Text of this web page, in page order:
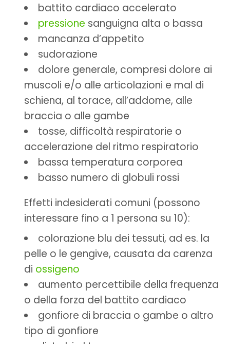
battito cardiaco accelerato
pressione sanguigna alta o bassa
mancanza d’appetito
sudorazione
dolore generale, compresi dolore ai
muscoli e/o alle articolazioni e mal di
schiena, al torace, all’addome, alle
braccia o alle gambe
tosse, difficoltà respiratorie o
accelerazione del ritmo respiratorio
bassa temperatura corporea
basso numero di globuli rossi
Effetti indesiderati comuni (possono
interessare fino a 1 persona su 10):
colorazione blu dei tessuti, ad es. la
pelle o le gengive, causata da carenza
di ossigeno
aumento percettibile della frequenza
o della forza del battito cardiaco
gonfiore di braccia o gambe o altro
tipo di gonfiore